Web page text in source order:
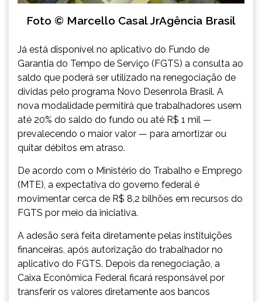
Foto © Marcello Casal JrAgência Brasil
Já está disponível no aplicativo do Fundo de
Garantia do Tempo de Serviço (FGTS) a consulta ao
saldo que poderá ser utilizado na renegociação de
dívidas pelo programa Novo Desenrola Brasil. A
nova modalidade permitirá que trabalhadores usem
até 20% do saldo do fundo ou até R$ 1 mil —
prevalecendo o maior valor — para amortizar ou
quitar débitos em atraso.
De acordo com o Ministério do Trabalho e Emprego
(MTE), a expectativa do governo federal é
movimentar cerca de R$ 8,2 bilhões em recursos do
FGTS por meio da iniciativa.
A adesão será feita diretamente pelas instituições
financeiras, após autorização do trabalhador no
aplicativo do FGTS. Depois da renegociação, a
Caixa Econômica Federal ficará responsável por
transferir os valores diretamente aos bancos